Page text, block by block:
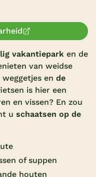
zwembad
faciliteiten
vakantiepark en de
van weidse
en de
is hier een
en vissen? En zou
u schaatsen op de
of suppen
houten